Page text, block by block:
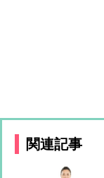
関連記事